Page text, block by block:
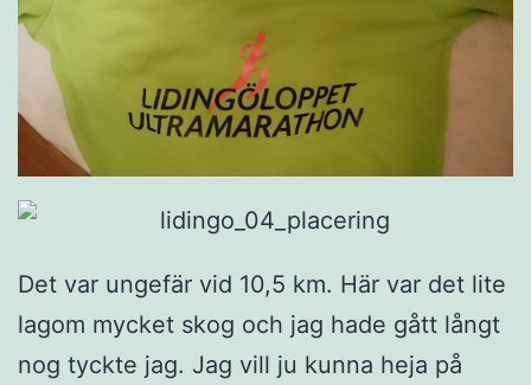
Det var ungefär vid 10,5 km. Här var det lite
lagom mycket skog och jag hade gått långt
nog tyckte jag. Jag vill ju kunna heja på